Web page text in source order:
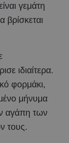
γεμάτη
βρίσκεται
ιδιαίτερα.
φορμάκι,
μήνυμα
αγάπη των
τους.